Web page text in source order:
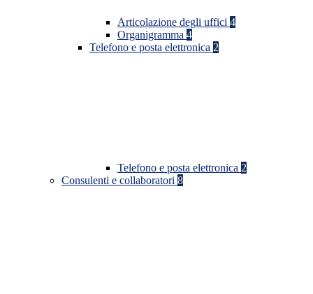
Articolazione degli uffici 4
Organigramma 4
Telefono e posta elettronica 2
Telefono e posta elettronica 2
Consulenti e collaboratori 8